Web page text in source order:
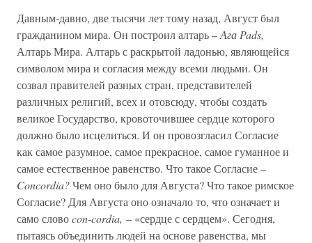
Давным-давно, две тысячи лет тому назад, Август был
гражданином мира. Он построил алтарь –Ага Pads,
Алтарь Мира. Алтарь с раскрытой ладонью, являющейся
символом мира и согласия между всеми людьми. Он
созвал правителей разных стран, представителей
различных религий, всех и отовсюду, чтобы создать
великое Государство, кровоточившее сердце которого
должно было исцелиться. И он провозгласил Согласие
как самое разумное, самое прекрасное, самое гуманное и
самое естественное равенство. Что такое Согласие –
Concordia?Чем оно было для Августа? Что такое римское
Согласие? Для Августа оно означало то, что означает и
само словоcon-cordia, – «сердце с сердцем». Сегодня,
пытаясь объединить людей на основе равенства, мы